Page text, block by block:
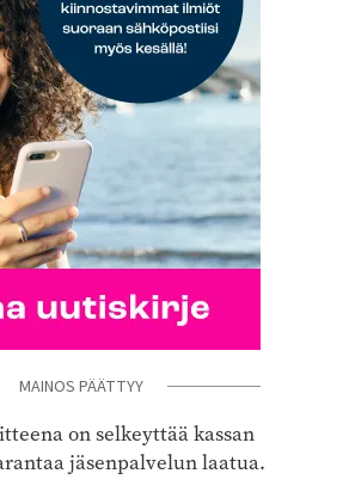
MAINOS PÄÄTTYY
on selkeyttää kassan
jäsenpalvelun laatua.